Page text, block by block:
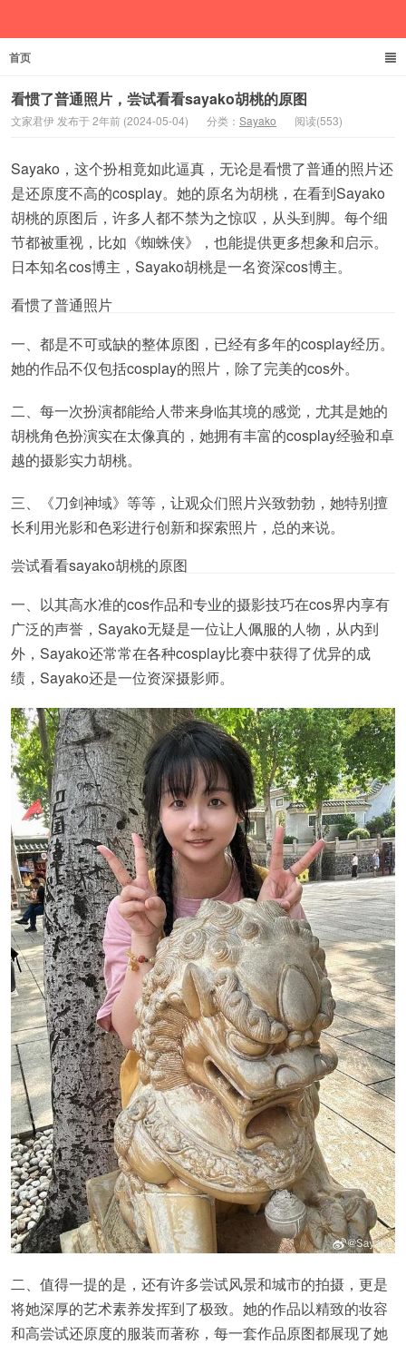
首页
看惯了普通照片，尝试看看sayako胡桃的原图
文家君伊 发布于 2年前 (2024-05-04) 分类： Sayako 阅读(553)
Sayako，这个扮相竟如此逼真，无论是看惯了普通的照片还
是还原度不高的cosplay。她的原名为胡桃，在看到Sayako
胡桃的原图后，许多人都不禁为之惊叹，从头到脚。每个细
节都被重视，比如《蜘蛛侠》，也能提供更多想象和启示。
日本知名cos博主，Sayako胡桃是一名资深cos博主。
看惯了普通照片
一、都是不可或缺的整体原图，已经有多年的cosplay经历。
她的作品不仅包括cosplay的照片，除了完美的cos外。
二、每一次扮演都能给人带来身临其境的感觉，尤其是她的
胡桃角色扮演实在太像真的，她拥有丰富的cosplay经验和卓
越的摄影实力胡桃。
三、《刀剑神域》等等，让观众们照片兴致勃勃，她特别擅
长利用光影和色彩进行创新和探索照片，总的来说。
尝试看看sayako胡桃的原图
一、以其高水准的cos作品和专业的摄影技巧在cos界内享有
广泛的声誉，Sayako无疑是一位让人佩服的人物，从内到
外，Sayako还常常在各种cosplay比赛中获得了优异的成
绩，Sayako还是一位资深摄影师。
二、值得一提的是，还有许多尝试风景和城市的拍摄，更是
将她深厚的艺术素养发挥到了极致。她的作品以精致的妆容
和高尝试还原度的服装而著称，每一套作品原图都展现了她